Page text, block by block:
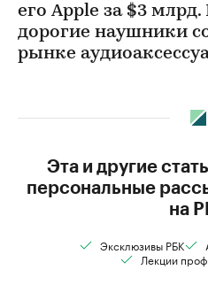
его Apple за $3
дорогие наушники
рынке
Эта и другие
персональные
на
Эксклюзивы РБК
Лекции